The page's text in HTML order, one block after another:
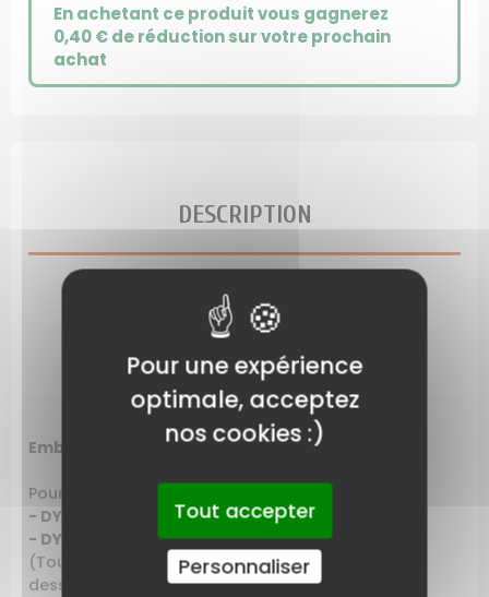
En achetant ce produit vous gagnerez
0,40 €de réduction sur votre prochain
achat
DESCRIPTION
CARACTÉRISTIQUES DU PRODUIT
LIVRAISON
Embrayage Coupe fil Iseki Shindaiwa
Pour débroussailleuse:
- DYB 201
- DYB 202
(Tout les modèles ne sont pas dans la liste ci
dessus)
Pour une expérience
optimale, acceptez
nos cookies :)
Tout accepter
Personnaliser